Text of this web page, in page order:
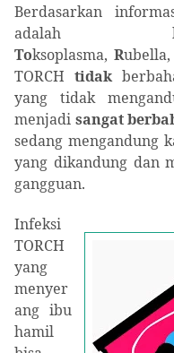
Berdasarkan
adalah
Toksoplasma, Rubella,
TORCH tidak
yang tidak
menjadi sangat
sedang mengandung
yang dikandung dan
gangguan.
Infeksi
TORCH
yang
menyer
ang ibu
hamil